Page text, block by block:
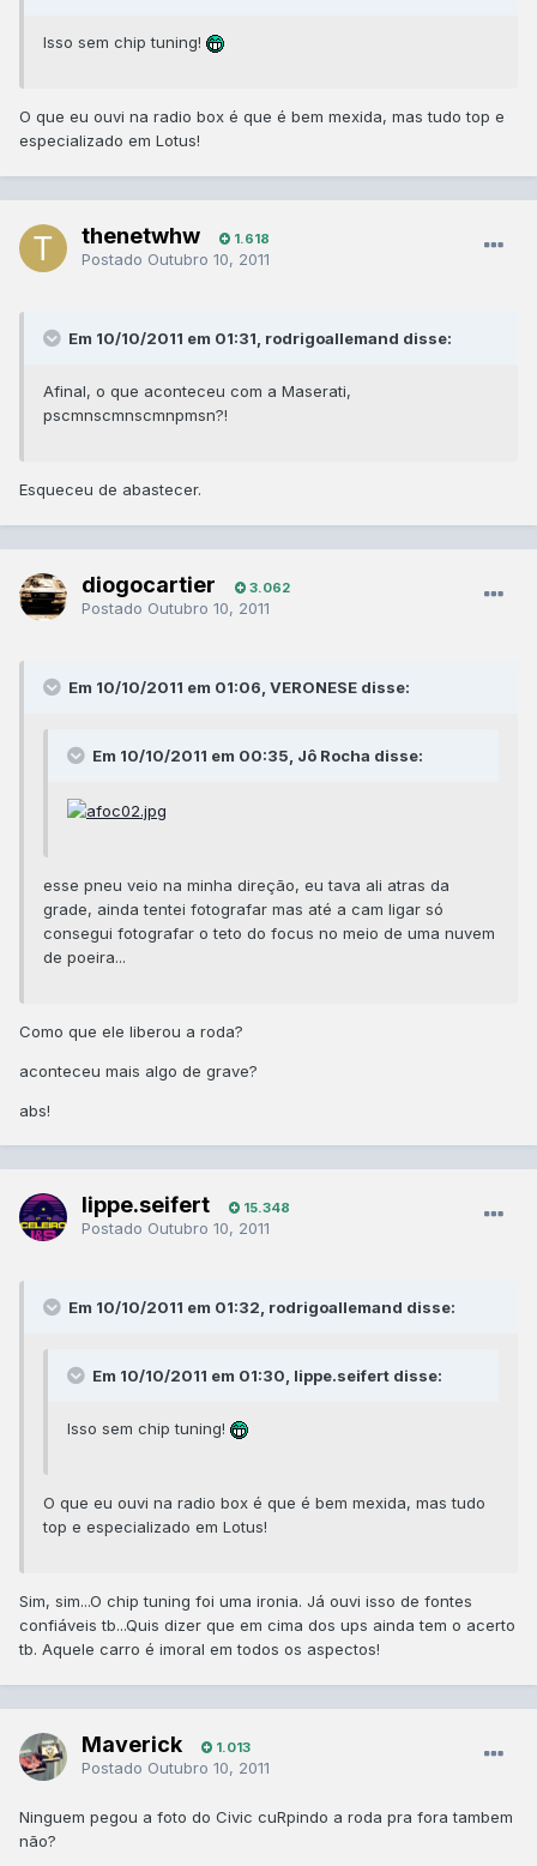
Isso sem chip tuning!
O que eu ouvi na radio box é que é bem mexida, mas tudo top e
especializado em Lotus!
thenetwhw 1.618
Postado Outubro 10, 2011
Em 10/10/2011 em 01:31, rodrigoallemand disse:
Afinal, o que aconteceu com a Maserati,
pscmnscmnscmnpmsn?!
Esqueceu de abastecer.
diogocartier 3.062
Postado Outubro 10, 2011
Em 10/10/2011 em 01:06, VERONESE disse:
Em 10/10/2011 em 00:35, Jô Rocha disse:
esse pneu veio na minha direção, eu tava ali atras da
grade, ainda tentei fotografar mas até a cam ligar só
consegui fotografar o teto do focus no meio de uma nuvem
de poeira...
Como que ele liberou a roda?
aconteceu mais algo de grave?
abs!
lippe.seifert 15.348
Postado Outubro 10, 2011
Em 10/10/2011 em 01:32, rodrigoallemand disse:
Em 10/10/2011 em 01:30, lippe.seifert disse:
Isso sem chip tuning!
O que eu ouvi na radio box é que é bem mexida, mas tudo
top e especializado em Lotus!
Sim, sim...O chip tuning foi uma ironia. Já ouvi isso de fontes
confiáveis tb...Quis dizer que em cima dos ups ainda tem o acerto
tb. Aquele carro é imoral em todos os aspectos!
Maverick 1.013
Postado Outubro 10, 2011
Ninguem pegou a foto do Civic cuRpindo a roda pra fora tambem
não?